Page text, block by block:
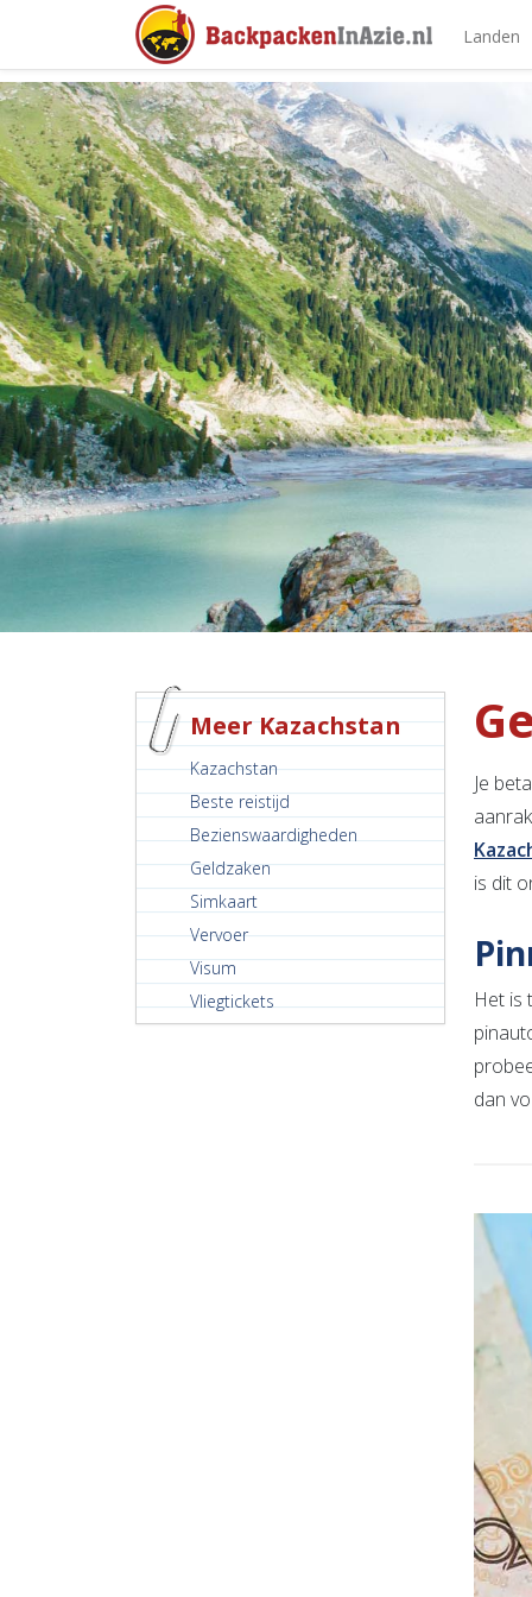
Landen
Meer Kazachstan
Kazachstan
Beste reistijd
Bezienswaardigheden
Geldzaken
Simkaart
Vervoer
Visum
Vliegtickets
Je
is dit
Het is
dan